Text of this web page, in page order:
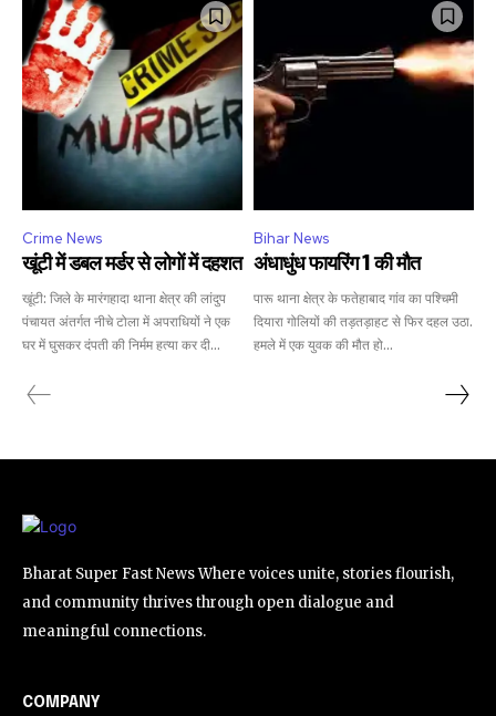
Crime News
खूंटी में डबल मर्डर से लोगों में दहशत
खूंटी: जिले के मारंगहादा थाना क्षेत्र की लांदुप
पंचायत अंतर्गत नीचे टोला में अपराधियों ने एक
घर में घुसकर दंपती की निर्मम हत्या कर दी...
Bihar News
अंधाधुंध फायरिंग 1 की मौत
पारू थाना क्षेत्र के फतेहाबाद गांव का पश्चिमी
दियारा गोलियों की तड़तड़ाहट से फिर दहल उठा.
हमले में एक युवक की मौत हो...
Bharat Super Fast News Where voices unite, stories flourish,
and community thrives through open dialogue and
meaningful connections.
COMPANY